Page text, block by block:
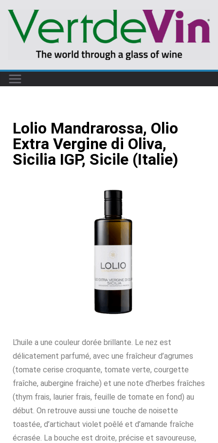
Lolio Mandrarossa, Olio
Extra Vergine di Oliva,
Sicilia IGP, Sicile (Italie)
L’huile a une couleur dorée brillante. Le nez est
délicatement parfumé, avec une fraîcheur d’agrumes
(tomate cerise croquante, tomate verte, courgette
fraîche, aubergine fraiche) et une note d’herbes fraîches
(thym frais, laurier frais, feuille de tomate en fond) au
début. On retrouve aussi une touche de noisette
toastée, d’artichaut violet poêlé et d’amande fraîche
écrasée. La bouche est droite, précise et savoureuse,